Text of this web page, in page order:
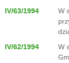
IV/63/1994
W
IV/62/1994
W